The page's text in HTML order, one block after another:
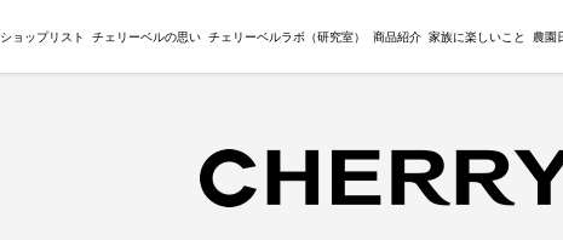
ショップリスト チェリーベルの思い チェリーベルラボ（研究室） 商品紹介 家族に楽しいこと 農園